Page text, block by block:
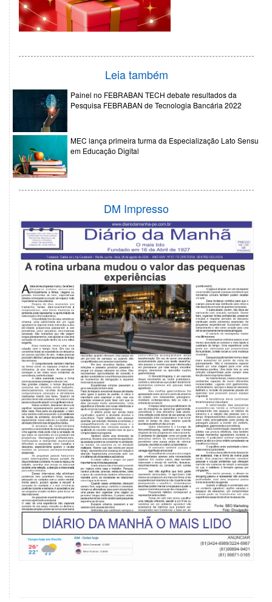
Leia também
Painel no FEBRABAN TECH debate resultados da
Pesquisa FEBRABAN de Tecnologia Bancária 2022
MEC lança primeira turma da Especialização Lato Sensu
em Educação Digital
DM Impresso